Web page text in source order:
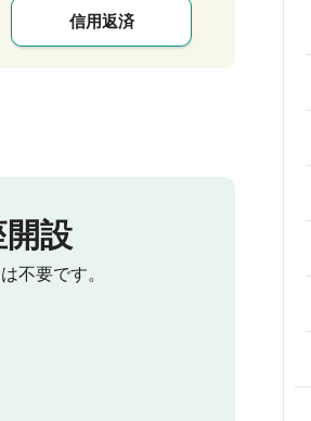
信用返済
開設
不要です。